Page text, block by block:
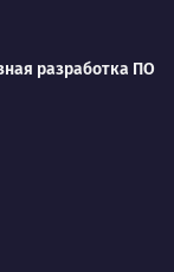
разработка ПО